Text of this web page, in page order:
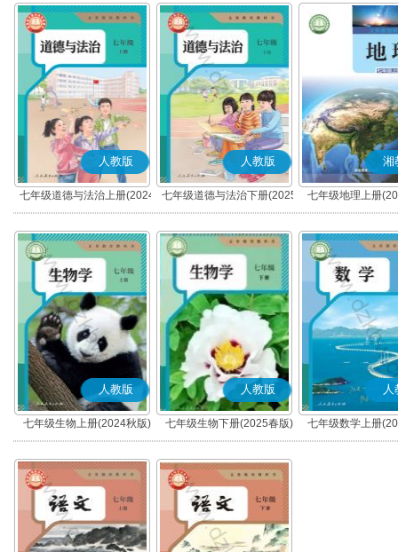
人教版
七年级道德与法治上册(2024
秋版)(部编版)
人教版
七年级道德与法治下册(2025
春版)(部编版)
湘
七年级地理上册
人教版
七年级生物上册(2024秋版)
人教版
七年级生物下册(2025春版)
人
七年级数学上册